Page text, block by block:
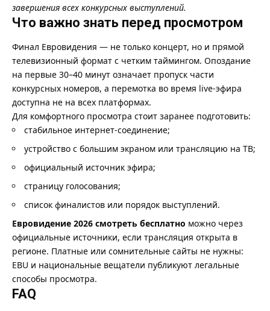
завершения всех конкурсных выступлений.
Что важно знать перед просмотром
Финал Евровидения — не только концерт, но и прямой
телевизионный формат с четким таймингом. Опоздание
на первые 30–40 минут означает пропуск части
конкурсных номеров, а перемотка во время live-эфира
доступна не на всех платформах.
Для комфортного просмотра стоит заранее подготовить:
стабильное интернет-соединение;
устройство с большим экраном или трансляцию на ТВ;
официальный источник эфира;
страницу голосования;
список финалистов или порядок выступлений.
Евровидение 2026 смотреть бесплатно можно через
официальные источники, если трансляция открыта в
регионе. Платные или сомнительные сайты не нужны:
EBU и национальные вещатели публикуют легальные
способы просмотра.
FAQ